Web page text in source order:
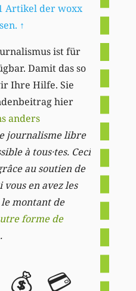
Artikel der woxx
↑
ist für
Damit das so
Ihre Hilfe. Sie
hier
anders
journalisme libre
à tous·tes. Ceci
au soutien de
vous en avez les
le montant de
forme de
💰 💳